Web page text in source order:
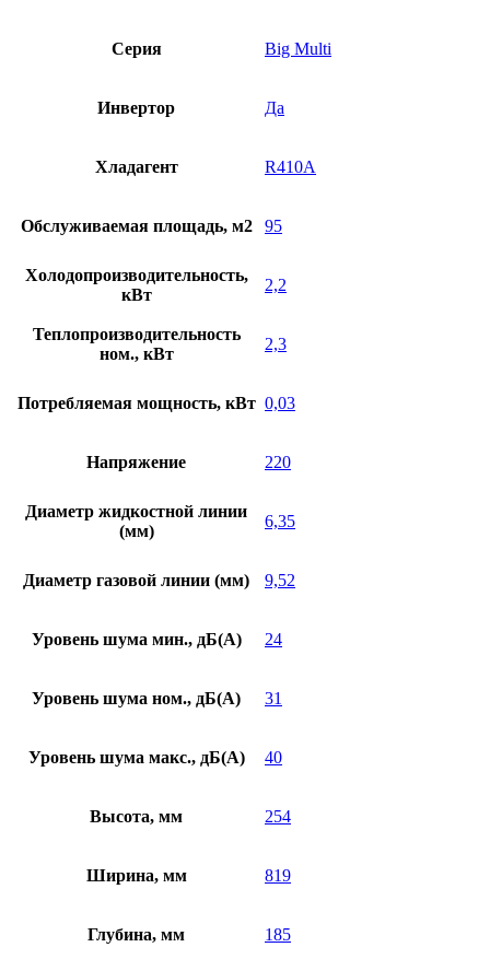
Серия Big Multi
Инвертор Да
Хладагент R410A
Обслуживаемая площадь, м2 95
Холодопроизводительность,
кВт
2,2
Теплопроизводительность
ном., кВт
2,3
Потребляемая мощность, кВт 0,03
Напряжение 220
Диаметр жидкостной линии
(мм)
6,35
Диаметр газовой линии (мм) 9,52
Уровень шума мин., дБ(А) 24
Уровень шума ном., дБ(А) 31
Уровень шума макс., дБ(А) 40
Высота, мм 254
Ширина, мм 819
Глубина, мм 185